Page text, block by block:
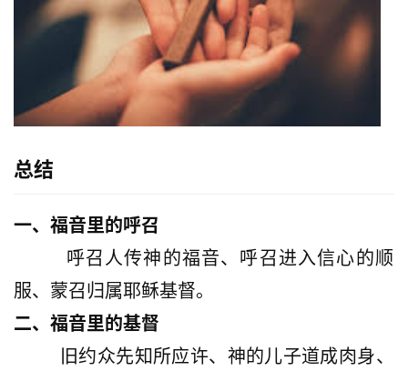
总结
一、福音里的呼召
服、蒙召归属耶稣基督。
二、福音里的基督